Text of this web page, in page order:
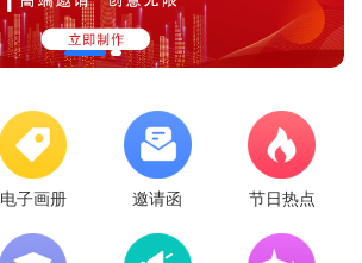
电子画册 邀请函 节日热点